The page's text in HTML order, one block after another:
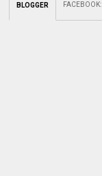
BLOGGER FACEBOOK: